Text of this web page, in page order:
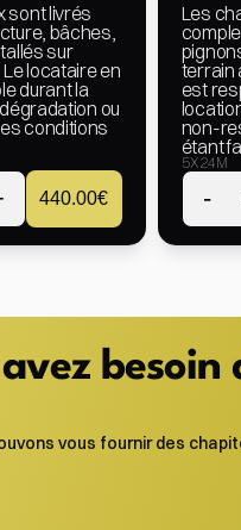
sont livrés
bâches,
sur
locataire en
durant la
ou
conditions
440.00€
Les
terrain
est
non-
étant
5X24M
-
besoin
vous fournir des